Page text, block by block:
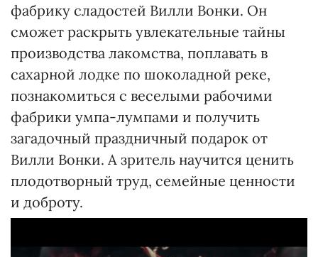
фабрику сладостей Вилли Вонки. Он
сможет раскрыть увлекательные тайны
производства лакомства, поплавать в
сахарной лодке по шоколадной реке,
познакомиться с веселыми рабочими
фабрики умпа-лумпами и получить
загадочный праздничный подарок от
Вилли Вонки. А зритель научится ценить
плодотворный труд, семейные ценности
и доброту.